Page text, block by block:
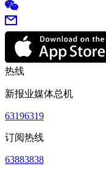
热线
新报业媒体总机
63196319
订阅热线
63883838